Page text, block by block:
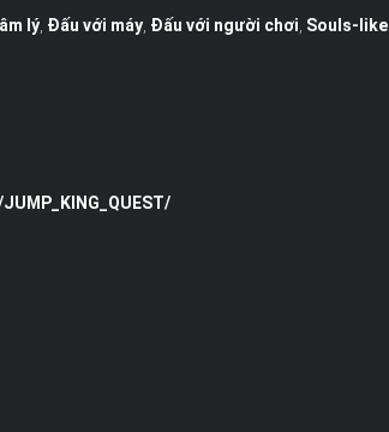
lý, Đấu với máy, Đấu với người chơi Souls-like